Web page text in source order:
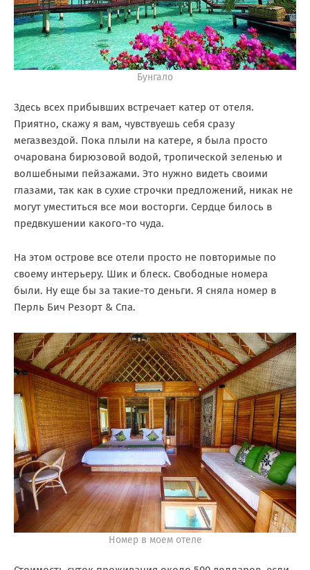
Бунгало
Здесь всех прибывших встречает катер от отеля.
Приятно, скажу я вам, чувствуешь себя сразу
мегазвездой. Пока плыли на катере, я была просто
очарована бирюзовой водой, тропической зеленью и
волшебными пейзажами. Это нужно видеть своими
глазами, так как в сухие строчки предложений, никак не
могут уместиться все мои восторги. Сердце билось в
предвкушении какого-то чуда.
На этом острове все отели просто не повторимые по
своему интерьеру. Шик и блеск. Свободные номера
были. Ну еще бы за такие-то деньги. Я сняла номер в
Перль Бич Резорт & Спа.
Номер в моем отеле